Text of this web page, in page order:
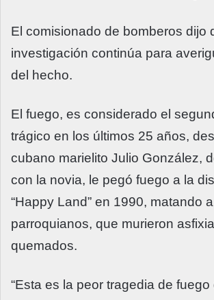
El comisionado de bomberos dijo
investigación continúa para
del hecho.
El fuego, es considerado el
trágico en los últimos 25 años,
cubano marielito Julio González,
con la novia, le pegó fuego a la
“Happy Land” en 1990, matando
parroquianos, que murieron
quemados.
“Esta es la peor tragedia de